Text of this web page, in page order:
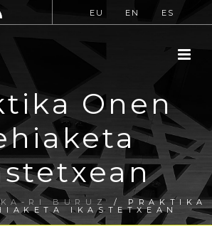
EU EN ES
Onen
RI BURUZ / PRAKTIKA
IKASTETXEAN